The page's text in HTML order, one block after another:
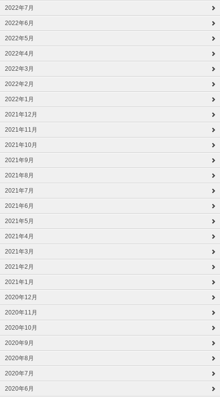
2022年7月
2022年6月
2022年5月
2022年4月
2022年3月
2022年2月
2022年1月
2021年12月
2021年11月
2021年10月
2021年9月
2021年8月
2021年7月
2021年6月
2021年5月
2021年4月
2021年3月
2021年2月
2021年1月
2020年12月
2020年11月
2020年10月
2020年9月
2020年8月
2020年7月
2020年6月